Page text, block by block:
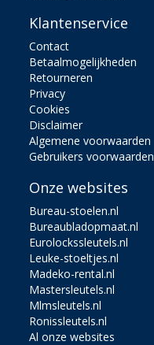
Klantenservice
Contact
Betaalmogelijkheden
Retourneren
Privacy
Cookies
Disclaimer
Algemene voorwaarden
Gebruikers voorwaarden
Onze websites
Bureau-stoelen.nl
Bureaubladopmaat.nl
Eurolockssleutels.nl
Leuke-stoeltjes.nl
Madeko-rental.nl
Mastersleutels.nl
Mlmsleutels.nl
Ronissleutels.nl
Al onze websites